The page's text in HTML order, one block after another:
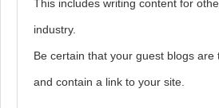
This includes writing content for
industry.
Be certain that your guest blogs are
and contain a link to your site.